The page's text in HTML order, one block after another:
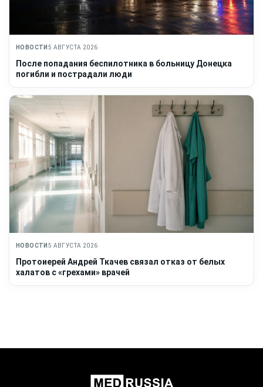
НОВОСТИ 5 АВГУСТА 2026
После попадания беспилотника в больницу Донецка
погибли и пострадали люди
НОВОСТИ 5 АВГУСТА 2026
Протоиерей Андрей Ткачев связал отказ от белых
халатов с «грехами» врачей